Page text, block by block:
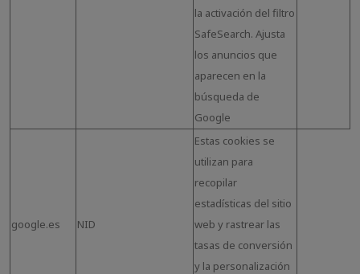
la activación del filtro
SafeSearch. Ajusta
los anuncios que
aparecen en la
búsqueda de
Google
google.es NID
Estas cookies se
utilizan para
recopilar
estadísticas del sitio
web y rastrear las
tasas de conversión
y la personalización